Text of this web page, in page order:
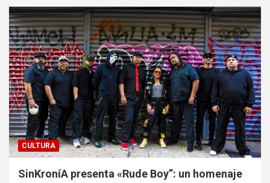
CULTURA
SinKroníA presenta «Rude Boy”: un homenaje